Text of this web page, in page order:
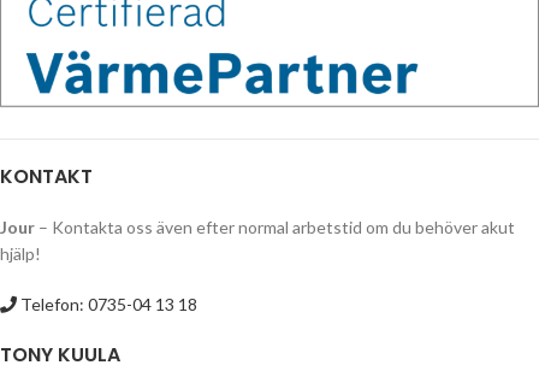
KONTAKT
Jour – Kontakta oss även efter normal arbetstid om du behöver akut
hjälp!
Telefon: 0735-04 13 18
TONY KUULA